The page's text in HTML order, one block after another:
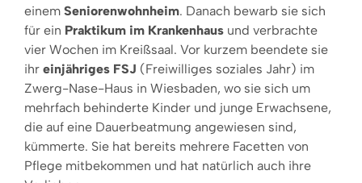
einem Seniorenwohnheim. Danach bewarb sie sich
für ein Praktikum im Krankenhaus und verbrachte
vier Wochen im Kreißsaal. Vor kurzem beendete sie
ihr einjähriges FSJ (Freiwilliges soziales Jahr) im
Zwerg-Nase-Haus in Wiesbaden, wo sie sich um
mehrfach behinderte Kinder und junge Erwachsene,
die auf eine Dauerbeatmung angewiesen sind,
kümmerte. Sie hat bereits mehrere Facetten von
Pflege mitbekommen und hat natürlich auch ihre